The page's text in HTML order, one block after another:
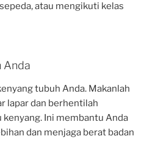
atau mengikuti kelas
Anda
tubuh Anda. Makanlah
lapar dan berhentilah
Ini membantu Anda
dan menjaga berat badan